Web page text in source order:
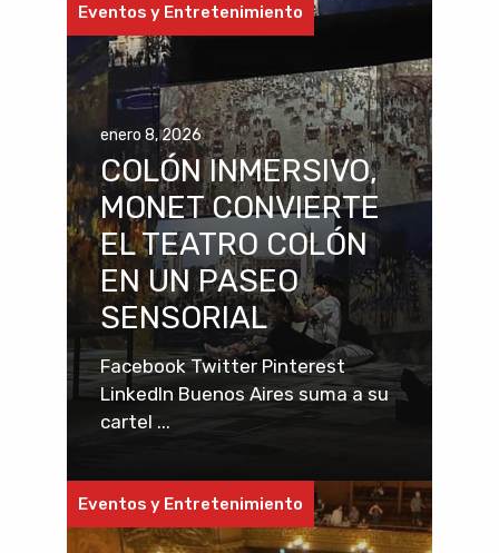
Eventos y Entretenimiento
enero 8, 2026
COLÓN INMERSIVO,
MONET CONVIERTE
EL TEATRO COLÓN
EN UN PASEO
SENSORIAL
Facebook Twitter Pinterest
LinkedIn Buenos Aires suma a su
cartel ...
Eventos y Entretenimiento